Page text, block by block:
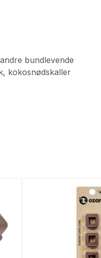
bundlevende
kokosnødskaller